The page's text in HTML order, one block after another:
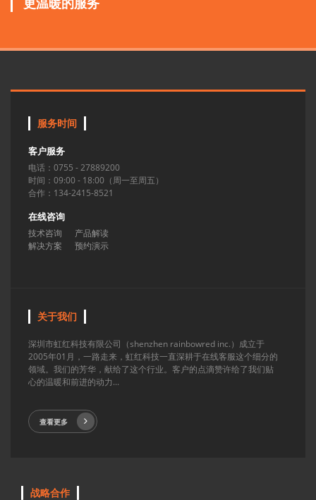
服务时间
客户服务
电话：0755 - 27889200
时间：09:00 - 18:00（周一至周五）
合作：134-2415-8521
在线咨询
技术咨询
产品解读
解决方案
预约演示
关于我们
深圳市虹红科技有限公司（shenzhen rainbowred inc.）成立于
2005年01月，一路走来，虹红科技一直深耕于在线客服这个细分的
领域。我们的芳华，献给了这个行业。客户的点滴赞许给了我们贴
心的温暖和前进的动力...
查看更多
战略合作